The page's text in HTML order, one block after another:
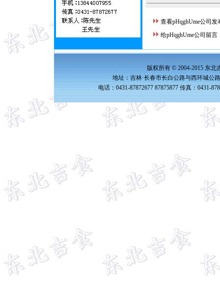
查看pHqghUme公司发
给pHqghUme公司留言
版权所有 © 2004-2015 东北
地址：吉林·长春市长白公路与西环城公
电话：0431-87872677 87875877 传真：0431-